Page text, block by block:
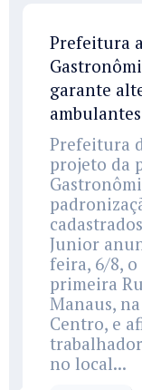
Prefeitura
garante
Prefeitura
projeto da
Junior
feira, 6/8,
primeira
Manaus,
Centro, e
no local...